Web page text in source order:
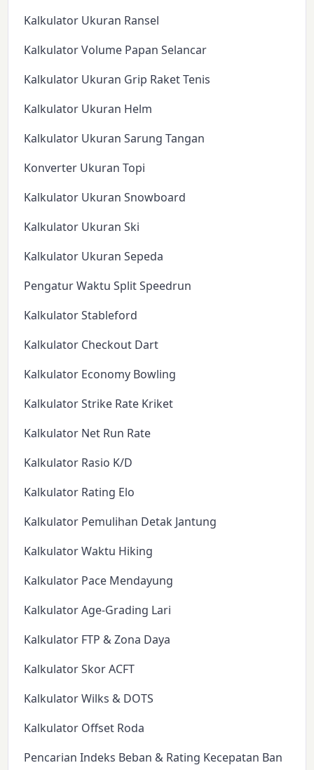
Kalkulator Ukuran Ransel
Kalkulator Volume Papan Selancar
Kalkulator Ukuran Grip Raket Tenis
Kalkulator Ukuran Helm
Kalkulator Ukuran Sarung Tangan
Konverter Ukuran Topi
Kalkulator Ukuran Snowboard
Kalkulator Ukuran Ski
Kalkulator Ukuran Sepeda
Pengatur Waktu Split Speedrun
Kalkulator Stableford
Kalkulator Checkout Dart
Kalkulator Economy Bowling
Kalkulator Strike Rate Kriket
Kalkulator Net Run Rate
Kalkulator Rasio K/D
Kalkulator Rating Elo
Kalkulator Pemulihan Detak Jantung
Kalkulator Waktu Hiking
Kalkulator Pace Mendayung
Kalkulator Age-Grading Lari
Kalkulator FTP & Zona Daya
Kalkulator Skor ACFT
Kalkulator Wilks & DOTS
Kalkulator Offset Roda
Pencarian Indeks Beban & Rating Kecepatan Ban